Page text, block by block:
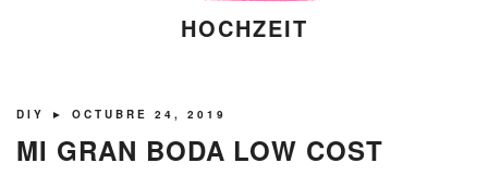
HOCHZEIT
DIY ► OCTUBRE 24, 2019
MI GRAN BODA LOW COST